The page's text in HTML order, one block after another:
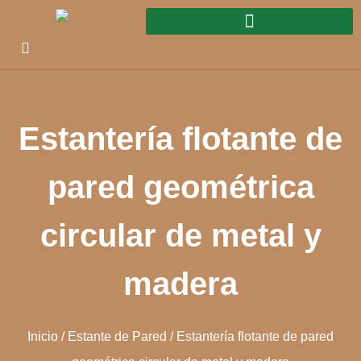
Estantería flotante de
pared geométrica
circular de metal y
madera
Inicio / Estante de Pared / Estantería flotante de pared